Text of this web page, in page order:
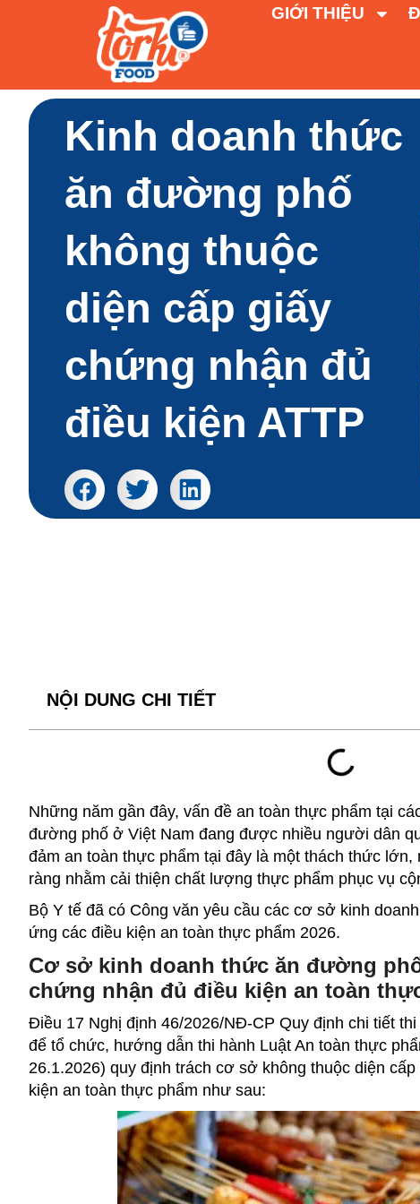
GIỚI THIỆU
Kinh doanh thức
ăn đường phố
không thuộc
diện cấp giấy
chứng nhận đủ
điều kiện ATTP
NỘI DUNG CHI TIẾT
Những năm gần đây, vấn đề an toàn thực phẩm tại
đường phố ở Việt Nam đang được nhiều người dân
đảm an toàn thực phẩm tại đây là một thách thức
ràng nhằm cải thiện chất lượng thực phẩm phục vụ
Bộ Y tế đã có Công văn yêu cầu các cơ sở kinh
ứng các điều kiện an toàn thực phẩm 2026.
Cơ sở kinh doanh thức ăn đường
chứng nhận đủ điều kiện an toàn
Điều 17 Nghị định 46/2026/NĐ-CP Quy định chi tiết
để tổ chức, hướng dẫn thi hành Luật An toàn thực
26.1.2026) quy định trách cơ sở không thuộc diện
kiện an toàn thực phẩm như sau: